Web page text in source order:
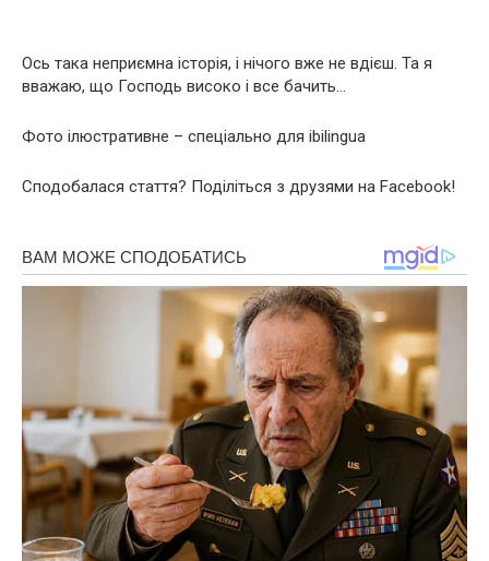
Ось така неприємна історія, і нічого вже не вдієш. Та я
вважаю, що Господь високо і все бачить…
Фото ілюстративне – спеціально для ibilingua
Сподобалася стаття? Поділіться з друзями на Facebook!